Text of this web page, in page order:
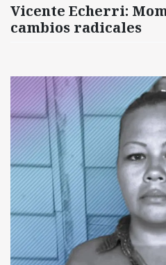
Vicente Echerri:
cambios radicales